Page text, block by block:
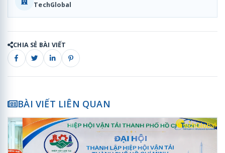
TechGlobal
CHIA SẺ BÀI VIẾT
BÀI VIẾT LIÊN QUAN